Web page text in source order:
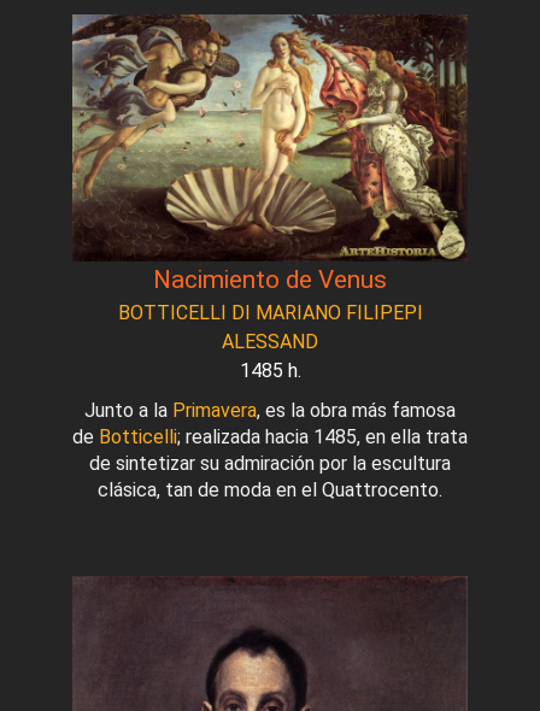
Nacimiento de Venus
BOTTICELLI DI MARIANO FILIPEPI
ALESSAND
1485 h.
Junto a la Primavera, es la obra más famosa
de Botticelli; realizada hacia 1485, en ella trata
de sintetizar su admiración por la escultura
clásica, tan de moda en el Quattrocento.